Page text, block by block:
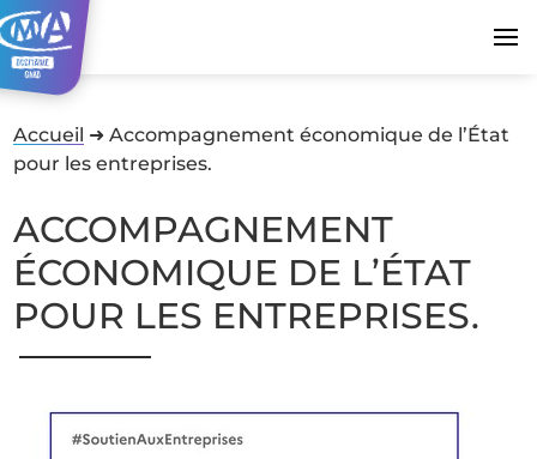
Accueil ➜Accompagnement économique de l’État
pour les entreprises.
ACCOMPAGNEMENT
ÉCONOMIQUE DE L’ÉTAT
POUR LES ENTREPRISES.